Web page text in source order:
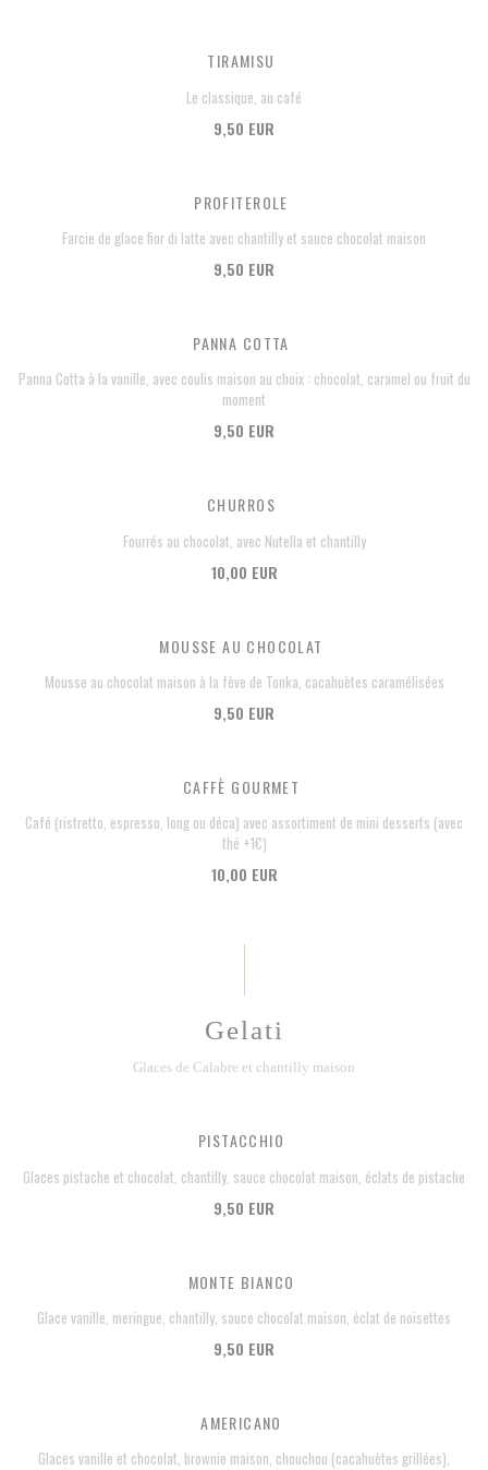
TIRAMISU
Le classique, au café
9,50 EUR
PROFITEROLE
Farcie de glace fior di latte avec chantilly et sauce chocolat maison
9,50 EUR
PANNA COTTA
Panna Cotta à la vanille, avec coulis maison au choix : chocolat, caramel ou fruit du
moment
9,50 EUR
CHURROS
Fourrés au chocolat, avec Nutella et chantilly
10,00 EUR
MOUSSE AU CHOCOLAT
Mousse au chocolat maison à la fève de Tonka, cacahuètes caramélisées
9,50 EUR
CAFFÈ GOURMET
Café (ristretto, espresso, long ou déca) avec assortiment de mini desserts (avec
thé +1€)
10,00 EUR
Gelati
Glaces de Calabre et chantilly maison
PISTACCHIO
Glaces pistache et chocolat, chantilly, sauce chocolat maison, éclats de pistache
9,50 EUR
MONTE BIANCO
Glace vanille, meringue, chantilly, sauce chocolat maison, éclat de noisettes
9,50 EUR
AMERICANO
Glaces vanille et chocolat, brownie maison, chouchou (cacahuètes grillées),